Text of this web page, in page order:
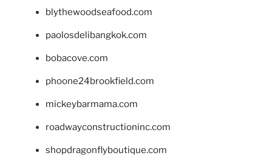
blythewoodseafood.com
paolosdelibangkok.com
bobacove.com
phoone24brookfield.com
mickeybarmama.com
roadwayconstructioninc.com
shopdragonflyboutique.com